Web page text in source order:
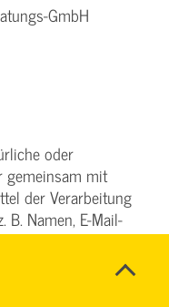
GmbH
oder
gemeinsam mit
der Verarbeitung
B. Namen, E-Mail-